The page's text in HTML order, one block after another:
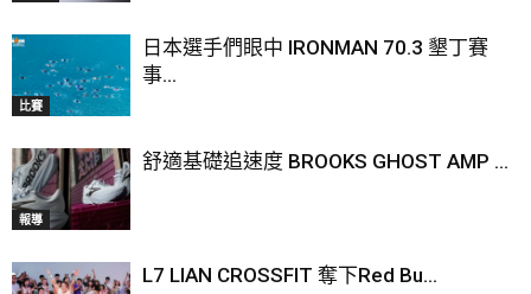
比賽
日本選手們眼中 IRONMAN 70.3 墾丁賽
事...
報導
舒適基礎追速度 BROOKS GHOST AMP ...
L7 LIAN CROSSFIT 奪下Red Bu...